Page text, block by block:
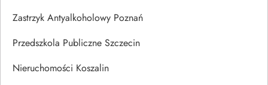
Zastrzyk Antyalkoholowy Poznań
Przedszkola Publiczne Szczecin
Nieruchomości Koszalin